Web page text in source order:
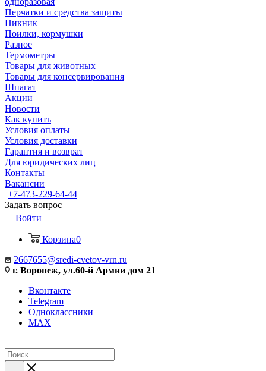
Перчатки и средства защиты
Пикник
Поилки, кормушки
Разное
Термометры
Товары для животных
Товары для консервирования
Шпагат
Акции
Новости
Как купить
Условия оплаты
Условия доставки
Гарантия и возврат
Для юридических лиц
Контакты
Вакансии
+7-473-229-64-44
Задать вопрос
Войти
Корзина0
2667655@sredi-cvetov-vrn.ru
г. Воронеж, ул.60-й Армии дом 21
Вконтакте
Telegram
Одноклассники
MAX